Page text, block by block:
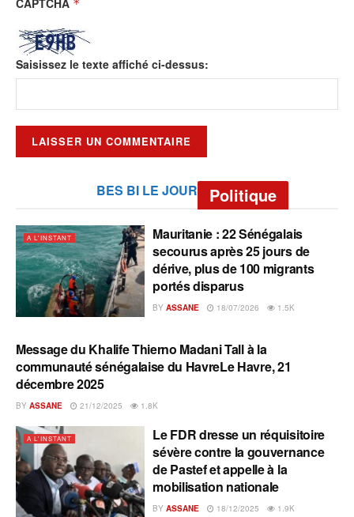
CAPTCHA *
Saisissez le texte affiché ci-dessus:
BES BI LE JOUR Politique
A L'INSTANT
Mauritanie : 22 Sénégalais
secourus après 25 jours de
dérive, plus de 100 migrants
portés disparus
BY ASSANE 18/07/2026 1.5K
A L'INSTANT
Message du Khalife Thierno Madani Tall à la
communauté sénégalaise du HavreLe Havre, 21
décembre 2025
BY ASSANE 21/12/2025 1.8K
A L'INSTANT
Le FDR dresse un réquisitoire
sévère contre la gouvernance
de Pastef et appelle à la
mobilisation nationale
BY ASSANE 18/12/2025 1.9K